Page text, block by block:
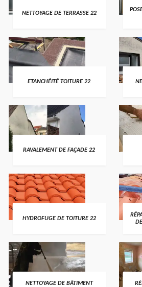
NETTOYAGE DE TERRASSE 22
ETANCHÉITÉ TOITURE 22
RAVALEMENT DE FAÇADE 22
HYDROFUGE DE TOITURE 22
NETTOYAGE DE BÂTIMENT